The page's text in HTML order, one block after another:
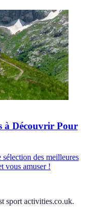
à Découvrir Pour
des meilleures
vous amuser !
sport activities.co.uk.